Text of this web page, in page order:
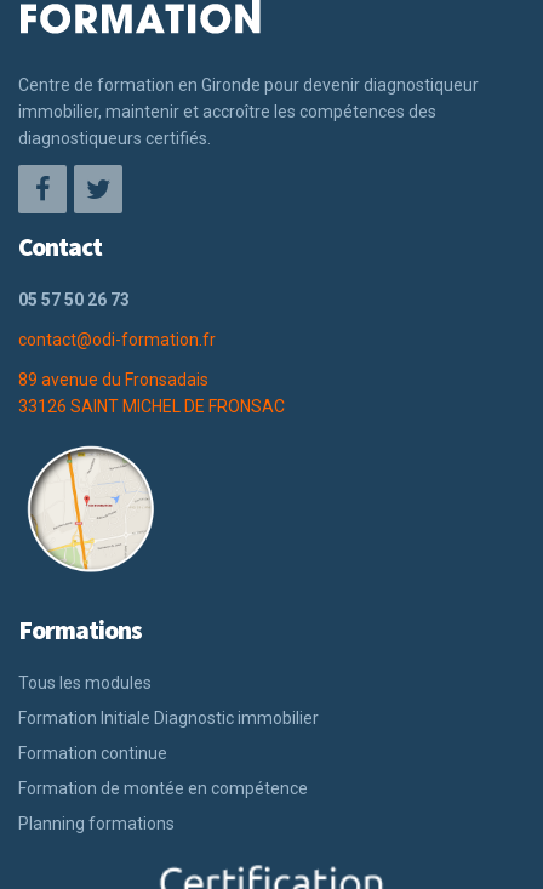
Centre de formation en Gironde pour devenir diagnostiqueur
immobilier, maintenir et accroître les compétences des
diagnostiqueurs certifiés.
Contact
05 57 50 26 73
contact@odi-formation.fr
89 avenue du Fronsadais
33126 SAINT MICHEL DE FRONSAC
Formations
Tous les modules
Formation Initiale Diagnostic immobilier
Formation continue
Formation de montée en compétence
Planning formations